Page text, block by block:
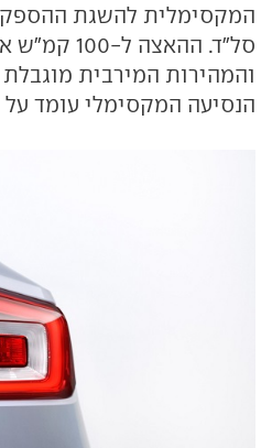
הנסיעה המקסימלי עומד על 400 ק"מ.